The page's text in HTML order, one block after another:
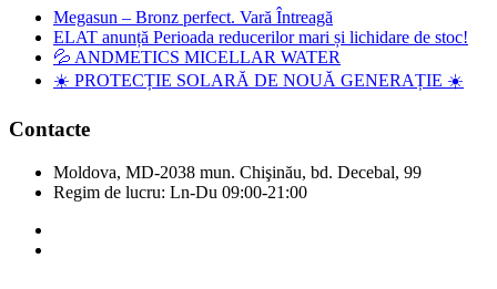
Megasun – Bronz perfect. Vară Întreagă
ELAT anunță Perioada reducerilor mari și lichidare de stoc!
💦 ANDMETICS MICELLAR WATER
☀️ PROTECȚIE SOLARĂ DE NOUĂ GENERAȚIE ☀️
Contacte
Moldova, MD-2038 mun. Chişinău, bd. Decebal, 99
Regim de lucru: Ln-Du 09:00-21:00